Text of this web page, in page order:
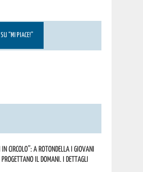
SU “MI PIACE!”
in Circolo”: a Rotondella i giovani
il domani. I dettagli